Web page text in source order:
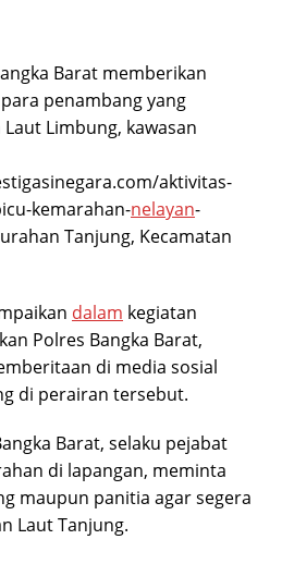
Barat memberikan
penambang yang
Limbung, kawasan
aktivitas-
kemarahan-nelayan-
Tanjung, Kecamatan
dalam kegiatan
Polres Bangka Barat,
di media sosial
di perairan tersebut.
Barat, selaku pejabat
di lapangan, meminta
maupun panitia agar segera
Laut Tanjung.